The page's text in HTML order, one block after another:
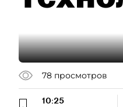
78 просмотров
10:25